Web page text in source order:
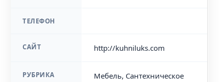
ТЕЛЕФОН
САЙТ http://kuhniluks.com
РУБРИКА
Мебель, Сантехническое